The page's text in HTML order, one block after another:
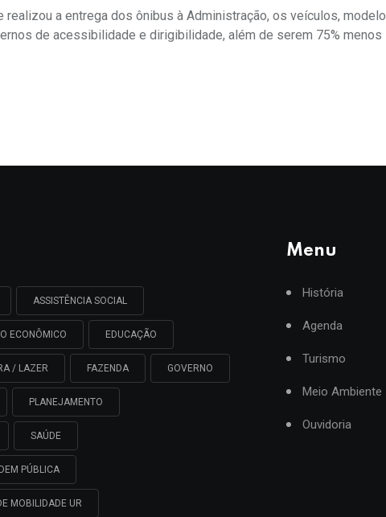
a entrega dos ônibus à Administração, os veículos, modelo
de acessibilidade e dirigibilidade, além de serem 75% menos
ASSISTÊNCIA SOCIAL
ECONÔMICO EDUCAÇÃO
/ LAZER FAZENDA GOVERNO
PLANEJAMENTO
SAÚDE
PÚBLICA
MOBILIDADE UR
Menu
História
Agenda
Turismo
Meio Ambiente
Ouvidoria